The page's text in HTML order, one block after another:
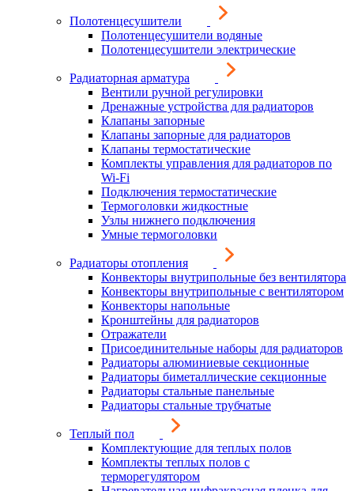
Полотенцесушители
Полотенцесушители водяные
Полотенцесушители электрические
Радиаторная арматура
Вентили ручной регулировки
Дренажные устройства для радиаторов
Клапаны запорные
Клапаны запорные для радиаторов
Клапаны термостатические
Комплекты управления для радиаторов по
Wi-Fi
Подключения термостатические
Термоголовки жидкостные
Узлы нижнего подключения
Умные термоголовки
Радиаторы отопления
Конвекторы внутрипольные без вентилятора
Конвекторы внутрипольные с вентилятором
Конвекторы напольные
Кронштейны для радиаторов
Отражатели
Присоединительные наборы для радиаторов
Радиаторы алюминиевые секционные
Радиаторы биметаллические секционные
Радиаторы стальные панельные
Радиаторы стальные трубчатые
Теплый пол
Комплектующие для теплых полов
Комплекты теплых полов с
терморегулятором